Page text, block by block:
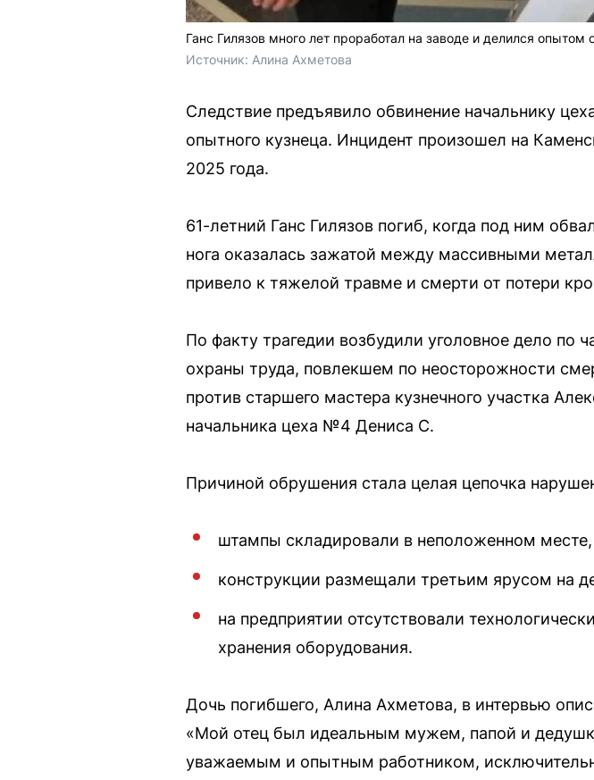
Ганс Гилязов много лет проработал на заводе и делился
Источник: Алина Ахметова
Следствие предъявило обвинение начальнику
опытного кузнеца. Инцидент произошел на
2025 года.
61-летний Ганс Гилязов погиб, когда под ним
нога оказалась зажатой между массивными
привело к тяжелой травме и смерти от потери
По факту трагедии возбудили уголовное дело по
охраны труда, повлекшем по неосторожности
против старшего мастера кузнечного участка
начальника цеха №4 Дениса С.
Причиной обрушения стала целая цепочка
штампы складировали в неположенном
конструкции размещали третьим ярусом на
на предприятии отсутствовали
хранения оборудования.
Дочь погибшего, Алина Ахметова, в интервью
«Мой отец был идеальным мужем, папой и
уважаемым и опытным работником,